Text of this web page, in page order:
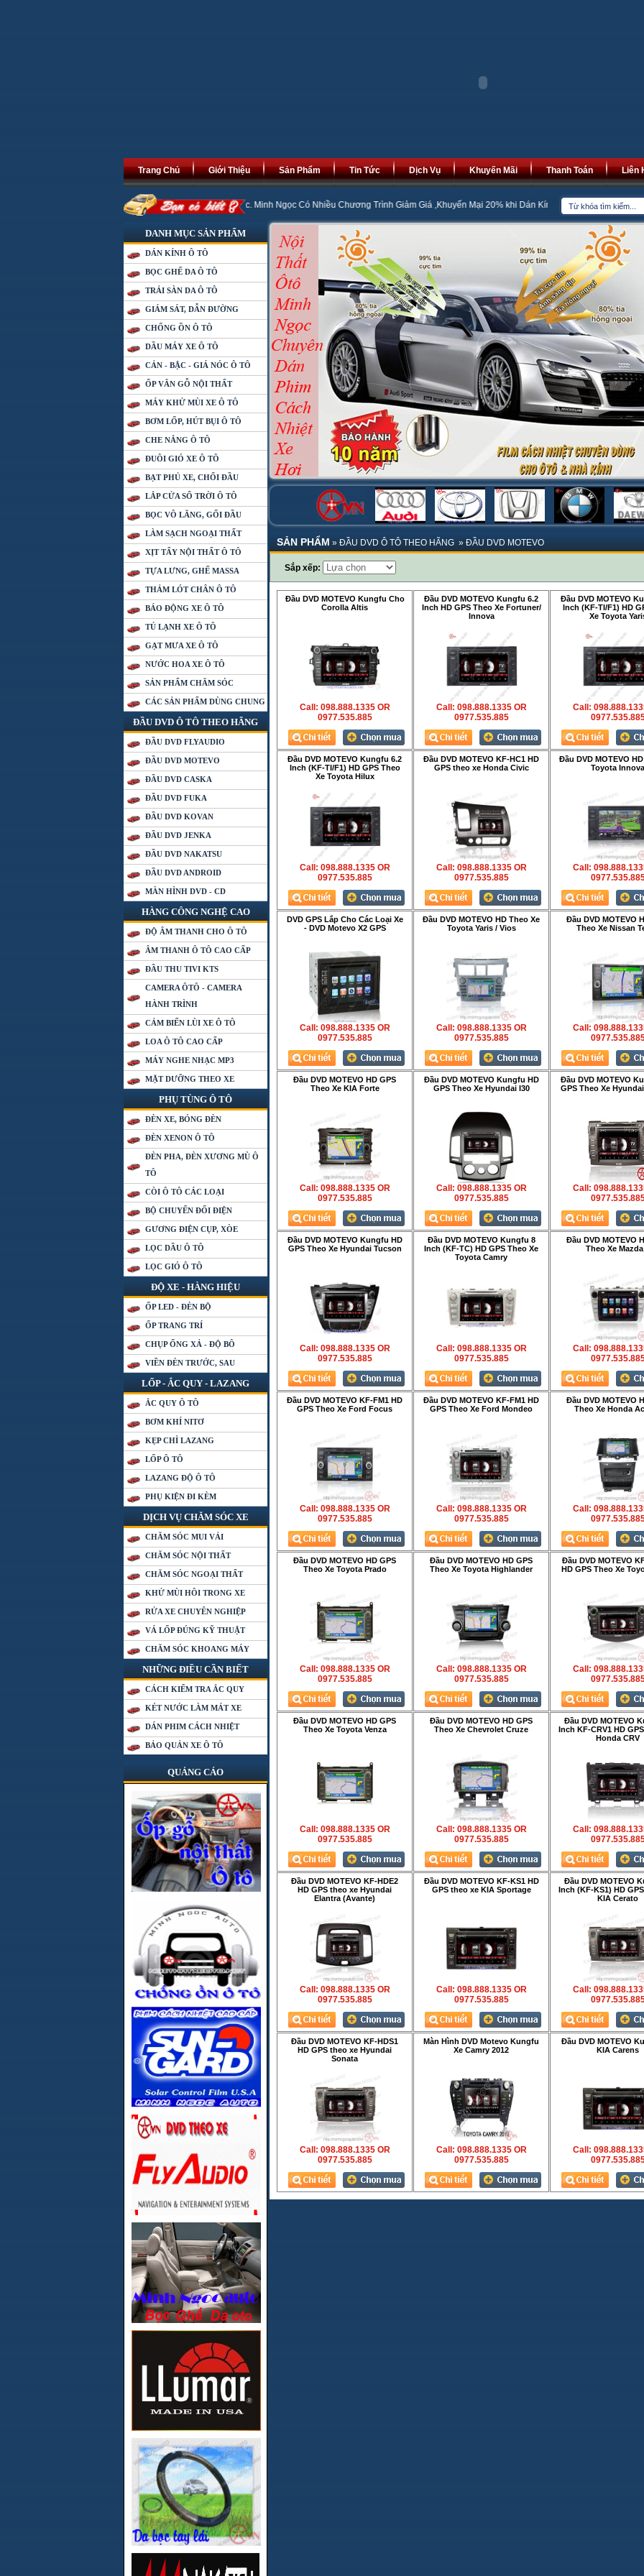
Trang Chủ Giới Thiệu Sản Phẩm Tin Tức Dịch Vụ Khuyến Mãi Thanh Toán Liên
An Khang Thịnh Vượng, Phát Tài Phát Lộc. Minh Ngọc Có Nhiều Chương Trình Giảm Giá ,Khuyến Mại 20% khi Dán Kính Cách Nhiệt Bọc Đệm Ghế Da
DANH MỤC SẢN PHẨM
DÁN KÍNH Ô TÔ
BỌC GHẾ DA Ô TÔ
TRẢI SÀN DA Ô TÔ
GIÁM SÁT, DẪN ĐƯỜNG
CHỐNG ỒN Ô TÔ
DẦU MÁY XE Ô TÔ
CẢN - BẬC - GIÁ NÓC Ô TÔ
ỐP VÂN GỖ NỘI THẤT
MÁY KHỬ MÙI XE Ô TÔ
BƠM LỐP, HÚT BỤI Ô TÔ
CHE NẮNG Ô TÔ
ĐUÔI GIÓ XE Ô TÔ
BẠT PHỦ XE, CHỔI ĐẦU
LẮP CỬA SỔ TRỜI Ô TÔ
BỌC VÔ LĂNG, GỐI ĐẦU
LÀM SẠCH NGOẠI THẤT
XỊT TẨY NỘI THẤT Ô TÔ
TỰA LƯNG, GHẾ MASSA
THẢM LÓT CHÂN Ô TÔ
BÁO ĐỘNG XE Ô TÔ
TỦ LẠNH XE Ô TÔ
GẠT MƯA XE Ô TÔ
NƯỚC HOA XE Ô TÔ
SẢN PHẨM CHĂM SÓC
CÁC SẢN PHẨM DÙNG CHUNG
ĐẦU DVD Ô TÔ THEO HÃNG
ĐẦU DVD FLYAUDIO
ĐẦU DVD MOTEVO
ĐẦU DVD CASKA
ĐẦU DVD FUKA
ĐẦU DVD KOVAN
ĐẦU DVD JENKA
ĐẦU DVD NAKATSU
ĐẦU DVD ANDROID
MÀN HÌNH DVD - CD
HÀNG CÔNG NGHỆ CAO
ĐỘ ÂM THANH CHO Ô TÔ
ÂM THANH Ô TÔ CAO CẤP
ĐẦU THU TIVI KTS
CAMERA ÔTÔ - CAMERA
HÀNH TRÌNH
CẢM BIẾN LÙI XE Ô TÔ
LOA Ô TÔ CAO CẤP
MÁY NGHE NHẠC MP3
MẶT DƯỠNG THEO XE
PHỤ TÙNG Ô TÔ
ĐÈN XE, BÓNG ĐÈN
ĐÈN XENON Ô TÔ
ĐÈN PHA, ĐÈN XƯƠNG MÙ Ô
TÔ
CÒI Ô TÔ CÁC LOẠI
BỘ CHUYỂN ĐỔI ĐIỆN
GƯƠNG ĐIỆN CỤP, XÒE
LỌC DẦU Ô TÔ
LỌC GIÓ Ô TÔ
ĐỘ XE - HÀNG HIỆU
ỐP LED - ĐÈN BỘ
ỐP TRANG TRÍ
CHỤP ỐNG XẢ - ĐỘ BÔ
VIỀN ĐÈN TRƯỚC, SAU
LỐP - ẮC QUY - LAZANG
ẮC QUY Ô TÔ
BƠM KHÍ NITƠ
KẸP CHÌ LAZANG
LỐP Ô TÔ
LAZANG ĐỘ Ô TÔ
PHỤ KIỆN ĐI KÈM
DỊCH VỤ CHĂM SÓC XE
CHĂM SÓC MUI VẢI
CHĂM SÓC NỘI THẤT
CHĂM SÓC NGOẠI THẤT
KHỬ MÙI HÔI TRONG XE
RỬA XE CHUYÊN NGHIỆP
VÁ LỐP ĐÚNG KỸ THUẬT
CHĂM SÓC KHOANG MÁY
NHỮNG ĐIỀU CẦN BIẾT
CÁCH KIỂM TRA ẮC QUY
KÉT NƯỚC LÀM MÁT XE
DÁN PHIM CÁCH NHIỆT
BẢO QUẢN XE Ô TÔ
QUẢNG CÁO
SẢN PHẨM » ĐẦU DVD Ô TÔ THEO HÃNG » ĐẦU DVD MOTEVO
Sắp xếp:
Đầu DVD MOTEVO Kungfu Cho
Corolla Altis
Call: 098.888.1335 OR
0977.535.885
Đầu DVD MOTEVO Kungfu 6.2
Inch HD GPS Theo Xe Fortuner/
Innova
Call: 098.888.1335 OR
0977.535.885
Đầu DVD MOTEVO
Inch (KF-TI/F1) HD
Xe Toyota
Call:
Đầu DVD MOTEVO Kungfu 6.2
Inch (KF-TI/F1) HD GPS Theo
Xe Toyota Hilux
Call: 098.888.1335 OR
0977.535.885
Đầu DVD MOTEVO KF-HC1 HD
GPS theo xe Honda Civic
Call: 098.888.1335 OR
0977.535.885
Đầu DVD MOTEVO
Toyota Innova
Call:
DVD GPS Lắp Cho Các Loại Xe
- DVD Motevo X2 GPS
Call: 098.888.1335 OR
0977.535.885
Đầu DVD MOTEVO HD Theo Xe
Toyota Yaris / Vios
Call: 098.888.1335 OR
0977.535.885
Đầu DVD MOTEVO
Theo Xe Nissan
Call:
Đầu DVD MOTEVO HD GPS
Theo Xe KIA Forte
Call: 098.888.1335 OR
0977.535.885
Đầu DVD MOTEVO Kungfu HD
GPS Theo Xe Hyundai I30
Call: 098.888.1335 OR
0977.535.885
Đầu DVD MOTEVO
GPS Theo Xe
Call:
Đầu DVD MOTEVO Kungfu HD
GPS Theo Xe Hyundai Tucson
Call: 098.888.1335 OR
0977.535.885
Đầu DVD MOTEVO Kungfu 8
Inch (KF-TC) HD GPS Theo Xe
Toyota Camry
Call: 098.888.1335 OR
0977.535.885
Đầu DVD MOTEVO
Theo Xe
Call:
Đầu DVD MOTEVO KF-FM1 HD
GPS Theo Xe Ford Focus
Call: 098.888.1335 OR
0977.535.885
Đầu DVD MOTEVO KF-FM1 HD
GPS Theo Xe Ford Mondeo
Call: 098.888.1335 OR
0977.535.885
Đầu DVD MOTEVO
Theo Xe Honda
Call:
Đầu DVD MOTEVO HD GPS
Theo Xe Toyota Prado
Call: 098.888.1335 OR
0977.535.885
Đầu DVD MOTEVO HD GPS
Theo Xe Toyota Highlander
Call: 098.888.1335 OR
0977.535.885
Đầu DVD MOTEVO
HD GPS Theo Xe
Call:
Đầu DVD MOTEVO HD GPS
Theo Xe Toyota Venza
Call: 098.888.1335 OR
0977.535.885
Đầu DVD MOTEVO HD GPS
Theo Xe Chevrolet Cruze
Call: 098.888.1335 OR
0977.535.885
Đầu DVD MOTEVO
Inch KF-CRV1 HD
Honda CRV
Call:
Đầu DVD MOTEVO KF-HDE2
HD GPS theo xe Hyundai
Elantra (Avante)
Call: 098.888.1335 OR
0977.535.885
Đầu DVD MOTEVO KF-KS1 HD
GPS theo xe KIA Sportage
Call: 098.888.1335 OR
0977.535.885
Đầu DVD MOTEVO
Inch (KF-KS1) HD
KIA Cerato
Call:
Đầu DVD MOTEVO KF-HDS1
HD GPS theo xe Hyundai
Sonata
Call: 098.888.1335 OR
0977.535.885
Màn Hình DVD Motevo Kungfu
Xe Camry 2012
Call: 098.888.1335 OR
0977.535.885
Đầu DVD MOTEVO
KIA Carens
Call: